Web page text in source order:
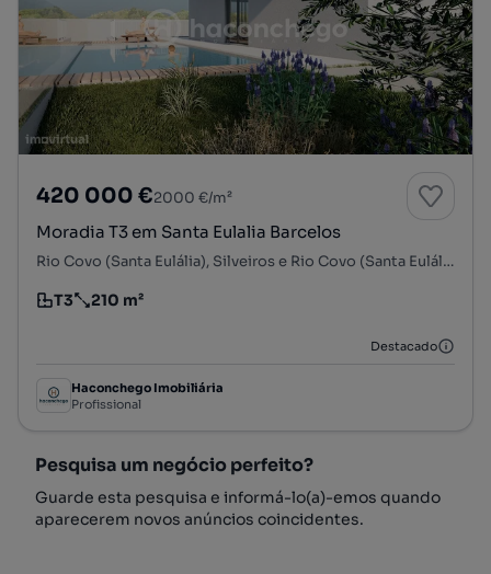
420 000 €2000 €/m²
Moradia T3 em Santa Eulalia Barcelos
Rio Covo (Santa Eulália), Silveiros e Rio Covo (Santa Eulália), Barcelos, Braga
Tipologia
T3
Preço por metro quadrado
210 m²
Destacado
Haconchego Imobiliária
Profissional
Pesquisa um negócio perfeito?
Guarde esta pesquisa e informá-lo(a)-emos quando
aparecerem novos anúncios coincidentes.